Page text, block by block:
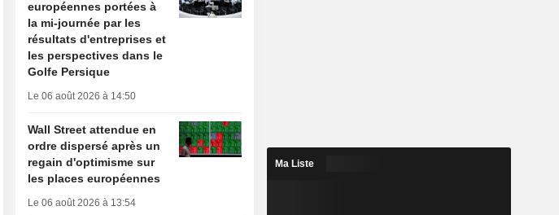
européennes portées à
la mi-journée par les
résultats d'entreprises et
les perspectives dans le
Golfe Persique
Le 06 août 2026 à 14:50
Wall Street attendue en
ordre dispersé après un
regain d'optimisme sur
les places européennes
Le 06 août 2026 à 13:54
Ma Liste